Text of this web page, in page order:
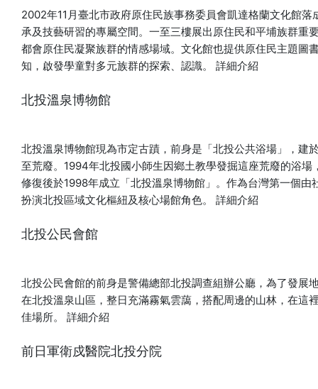
中妖怪不再嚇人，而是延續其繪本《守護妖怪》的世界觀：妖
怪們徹夜守護熟睡的小女孩，直到朝陽升起，彼此揮手道別。
色彩柔和明亮，讓大人與孩子都能親近妖怪的溫柔面貌。
▲KYOTSUBE《百鬼夜行圖》 ( 圖片提供：高台寺) ■藤井湧
以「美得令人畏懼」為題，描繪紅月之夜盛裝漫步的妖女群
別於溫博館二樓大廣間呈現。 ▲藤井湧泉《妖女赤夜行進
圖》 ( 圖片提供：高台寺) ■傳 河鍋曉齋《閻魔圖》（複製
品） 閻魔王以「淨玻璃鏡」照見亡者生前之姿，鏡中卻映出一
位氣質凜然的遊女，相傳這是閻魔對「地獄太夫」一見鍾情的
然面對命運，其身世令曉齋等眾多繪師深深著迷。 ▲傳 河鍋
點：北投溫泉博物館 主辦單位：鷲峰山高台寺、財團法人福祿
文化基金會北投文物館 協辦單位：北投溫泉博物館 贊助單位：
2002年11月臺北市政府原住民族事務委員會凱達格蘭文化館
承及技藝研習的專屬空間。一至三樓展出原住民和平埔族群重
都會原住民凝聚族群的情感場域。文化館也提供原住民主題圖
知，啟發學童對多元族群的探索、認識。 詳細介紹
北投溫泉博物館
北投溫泉博物館現為市定古蹟，前身是「北投公共浴場」，建
至荒廢。1994年北投國小師生因鄉土教學發掘這座荒廢的浴
修復後於1998年成立「北投溫泉博物館」。作為台灣第一個
扮演北投區域文化樞紐及核心場館角色。 詳細介紹
北投公民會館
北投公民會館的前身是警備總部北投調查組辦公廳，為了發
在北投溫泉山區，整日充滿霧氣雲藹，搭配周邊的山林，在這
佳場所。 詳細介紹
前日軍衛戍醫院北投分院